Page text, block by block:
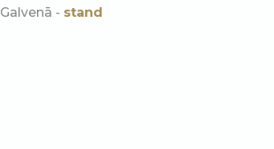
Galvenā - stand